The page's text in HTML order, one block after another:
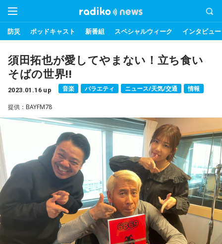
防災 ポッドキャスト 新番組 スペシャルウィーク インタビュー
須田拓也が愛してやまない！立ち食い
そばの世界!!
2023.01.16 up 音楽 バラエティ ニュース/天気/交通 情報
提供：BAYFM78